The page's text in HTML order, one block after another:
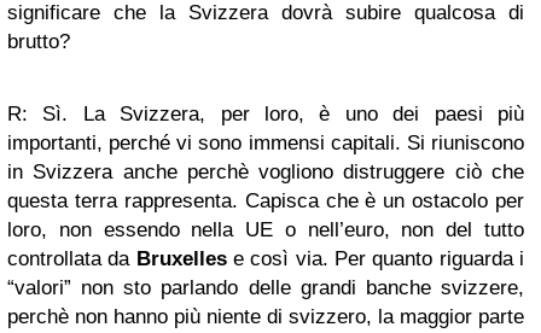
significare che la Svizzera dovrà subire qualcosa di
brutto?
R: Sì. La Svizzera, per loro, è uno dei paesi più
importanti, perché vi sono immensi capitali. Si riuniscono
in Svizzera anche perchè vogliono distruggere ciò che
questa terra rappresenta. Capisca che è un ostacolo per
loro, non essendo nella UE o nell’euro, non del tutto
controllata da Bruxellese così via. Per quanto riguarda i
“valori” non sto parlando delle grandi banche svizzere,
perchè non hanno più niente di svizzero, la maggior parte